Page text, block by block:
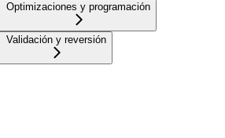
Optimizaciones y programación
Validación y reversión